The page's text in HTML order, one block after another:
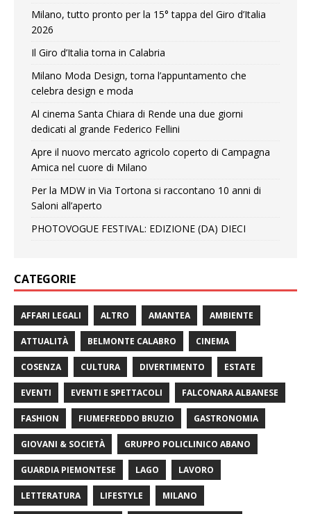
Milano, tutto pronto per la 15° tappa del Giro d’Italia
2026
Il Giro d’Italia torna in Calabria
Milano Moda Design, torna l’appuntamento che
celebra design e moda
Al cinema Santa Chiara di Rende una due giorni
dedicati al grande Federico Fellini
Apre il nuovo mercato agricolo coperto di Campagna
Amica nel cuore di Milano
Per la MDW in Via Tortona si raccontano 10 anni di
Saloni all’aperto
PHOTOVOGUE FESTIVAL: EDIZIONE (DA) DIECI
CATEGORIE
AFFARI LEGALI ALTRO AMANTEA AMBIENTE
ATTUALITÀ BELMONTE CALABRO CINEMA
COSENZA CULTURA DIVERTIMENTO ESTATE
EVENTI EVENTI E SPETTACOLI FALCONARA ALBANESE
FASHION FIUMEFREDDO BRUZIO GASTRONOMIA
GIOVANI & SOCIETÀ GRUPPO POLICLINICO ABANO
GUARDIA PIEMONTESE LAGO LAVORO
LETTERATURA LIFESTYLE MILANO